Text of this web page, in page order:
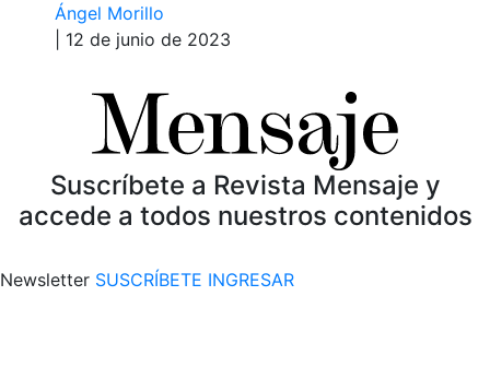
Ángel Morillo
| 12 de junio de 2023
Suscríbete a Revista Mensaje y
accede a todos nuestros contenidos
Newsletter SUSCRÍBETE INGRESAR